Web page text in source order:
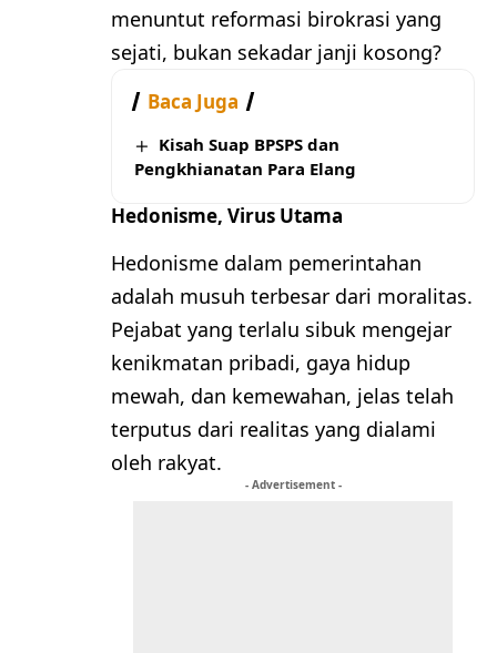
menuntut reformasi birokrasi yang
sejati, bukan sekadar janji kosong?
Baca Juga
Kisah Suap BPSPS dan
Pengkhianatan Para Elang
Hedonisme, Virus Utama
Hedonisme dalam pemerintahan
adalah musuh terbesar dari moralitas.
Pejabat yang terlalu sibuk mengejar
kenikmatan pribadi, gaya hidup
mewah, dan kemewahan, jelas telah
terputus dari realitas yang dialami
oleh rakyat.
- Advertisement -